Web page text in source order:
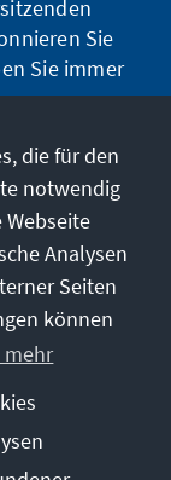
Sie
Sie immer
die für den
notwendig
Analysen
Seiten
können
mehr